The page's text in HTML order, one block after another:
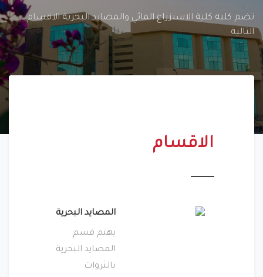
تضم كلية كلية الاستزراع المائي والمصايد البحرية الاقسام
التالية
الاقسام
المصايد البحرية
يهتم قسم
المصايد البحرية
بالثروات